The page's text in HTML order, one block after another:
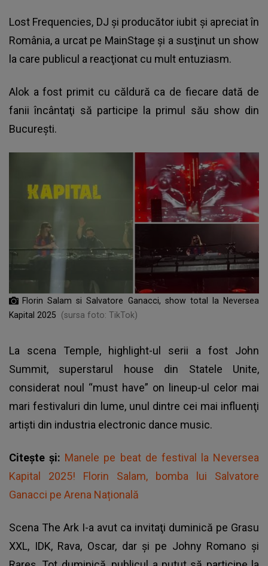
Lost Frequencies, DJ şi producător iubit şi apreciat în
România, a urcat pe MainStage şi a susţinut un show
la care publicul a reacţionat cu mult entuziasm.
Alok a fost primit cu căldură ca de fiecare dată de
fanii încântaţi să participe la primul său show din
Bucureşti.
Florin Salam si Salvatore Ganacci, show total la Neversea
Kapital 2025
(sursa foto: TikTok)
La scena Temple, highlight-ul serii a fost John
Summit, superstarul house din Statele Unite,
considerat noul “must have” оn lineup-ul celor mai
mari festivaluri din lume, unul dintre cei mai influenţi
artişti din industria electronic dance music.
Citește și: Manele pe beat de festival la Neversea
Kapital 2025! Florin Salam, bomba lui Salvatore
Ganacci pe Arena Națională
Scena The Ark I-a avut ca invitaţi duminică pe Grasu
XXL, IDK, Rava, Oscar, dar şi pe Johny Romano şi